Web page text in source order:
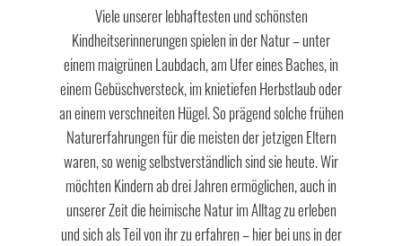
Viele unserer lebhaftesten und schönsten
Kindheitserinnerungen spielen in der Natur – unter
einem maigrünen Laubdach, am Ufer eines Baches, in
einem Gebüschversteck, im knietiefen Herbstlaub oder
an einem verschneiten Hügel. So prägend solche frühen
Naturerfahrungen für die meisten der jetzigen Eltern
waren, so wenig selbstverständlich sind sie heute. Wir
möchten Kindern ab drei Jahren ermöglichen, auch in
unserer Zeit die heimische Natur im Alltag zu erleben
und sich als Teil von ihr zu erfahren – hier bei uns in der